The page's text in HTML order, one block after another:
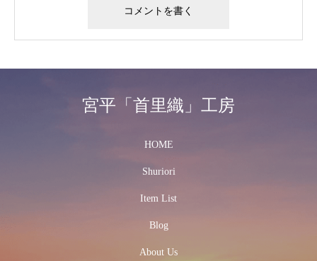
宮平「首里織」工房
HOME
Shuriori
Item List
Blog
About Us